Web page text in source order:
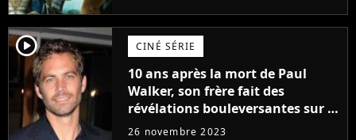
player2 CINÉ SÉRIE
10 ans après la mort de Paul
Walker, son frère fait des
révélations bouleversantes sur la
réaction des acteurs de Fast and
26 novembre 2023